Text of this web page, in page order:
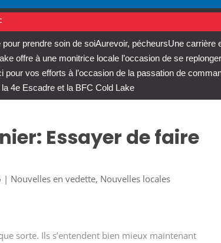
prendre soin de soiAurevoir, pécheursUne carrière
offre à une monitrice locale l’occasion de se
pour vos efforts à l’occasion de la passation de
4e Escadre et la BFC Cold Lake
Essayer de faire
| Nouvelles en vedette, Nouvelles locales
sorte. Ils s’entendent bien mieux maintenant